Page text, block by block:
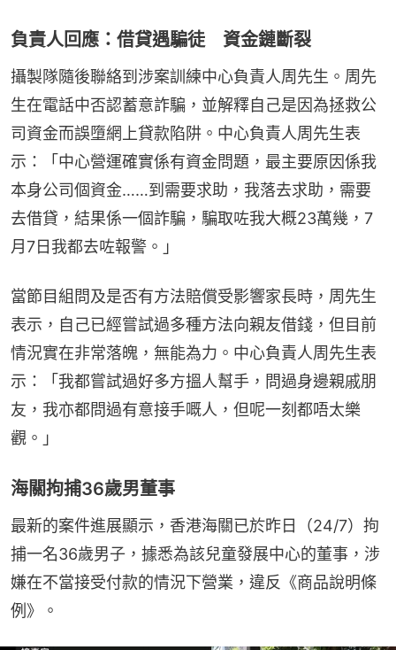
負責人回應：借貸遇騙徒 資金鏈斷裂
攝製隊隨後聯絡到涉案訓練中心負責人周先生。周先
生在電話中否認蓄意詐騙，並解釋自己是因為拯救公
司資金而誤墮網上貸款陷阱。中心負責人周先生表
示：「中心營運確實係有資金問題，最主要原因係我
本身公司個資金……到需要求助，我落去求助，需要
去借貸，結果係一個詐騙，騙取咗我大概23萬幾，7
月7日我都去咗報警。」
當節目組問及是否有方法賠償受影響家長時，周先生
表示，自己已經嘗試過多種方法向親友借錢，但目前
情況實在非常落魄，無能為力。中心負責人周先生表
示：「我都嘗試過好多方搵人幫手，問過身邊親戚朋
友，我亦都問過有意接手嘅人，但呢一刻都唔太樂
觀。」
海關拘捕36歲男董事
最新的案件進展顯示，香港海關已於昨日（24/7）拘
捕一名36歲男子，據悉為該兒童發展中心的董事，涉
嫌在不當接受付款的情況下營業，違反《商品說明條
例》。